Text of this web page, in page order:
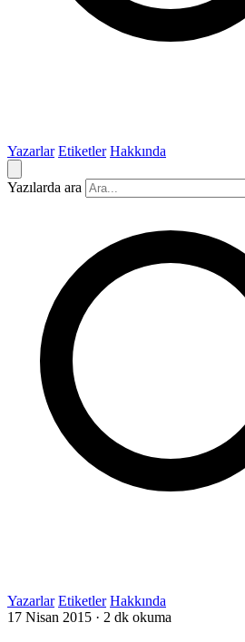
Yazarlar Etiketler Hakkında
Yazılarda ara
Yazarlar Etiketler Hakkında
17 Nisan 2015 · 2 dk okuma